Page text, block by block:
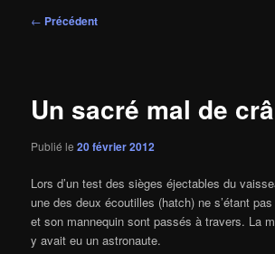
Navigation
← Précédent
Un sacré mal de
Publié le20 février 2012
Lors d’un test des sièges éjectables du
une des deux écoutilles (hatch) ne s’étant
et son mannequin sont passés à travers. La
y avait eu un astronaute.